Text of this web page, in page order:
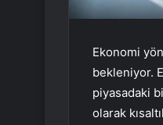
Ekonomi
bekleniyor.
piyasadaki
olarak